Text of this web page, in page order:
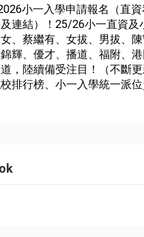
小一入學申請報名（直資
連結）！25/26小一直資及
、蔡繼有、女拔、男拔、陳
輝、優才、播道、福附、
，陸續備受注目！（不斷
排行榜、小一入學統一派